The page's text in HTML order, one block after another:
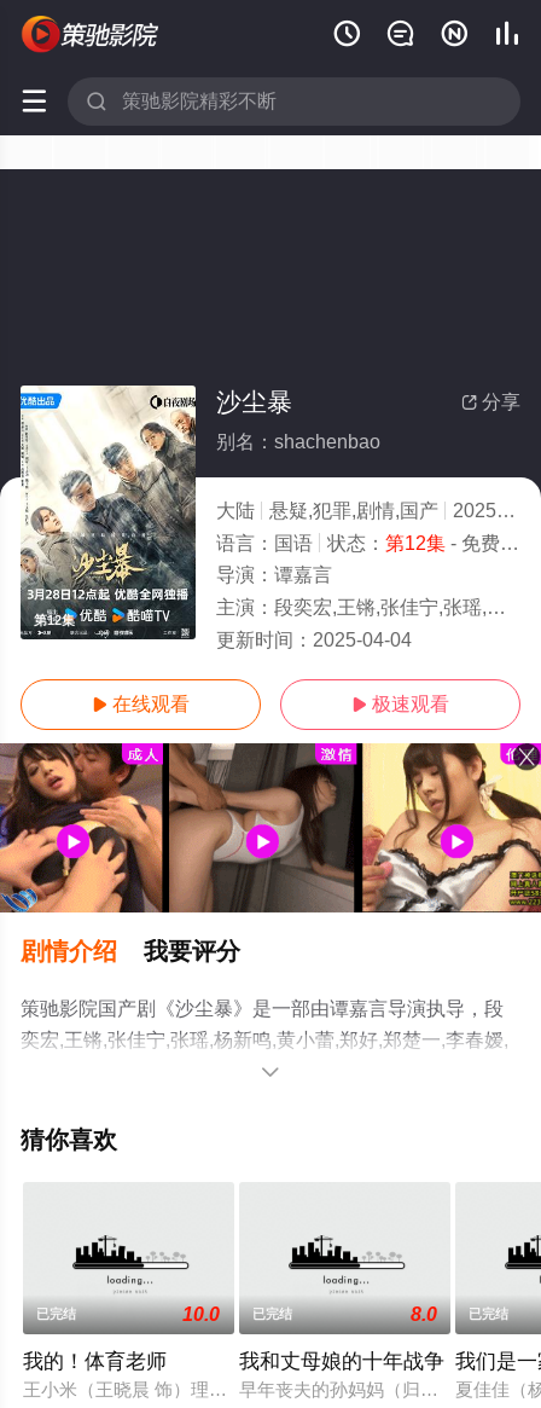
   
 
第12集
 分享
沙尘暴
别名：shachenbao
大陆 悬疑,犯罪,剧情,国产 2025
2.0
语言： 国语 状态： 第12集- 免费在线观看
导演： 谭嘉言
主演： 段奕宏,王锵,张佳宁,张瑶,杨新鸣,黄小蕾,郑好,郑楚一,李春嫒,胡晓光,鲍鲲,土豆,黄婷婷,迟蓬
更新时间： 2025-04-04
 在线观看  极速观看
剧情介绍 我要评分
策驰影院国产剧《沙尘暴》是一部由谭嘉言导演执导，段
奕宏,王锵,张佳宁,张瑶,杨新鸣,黄小蕾,郑好,郑楚一,李春嫒,
胡晓光,鲍鲲,土豆,黄婷婷,迟蓬等明星精彩演绎的大陆电视
电影网，更多相关信息可移步至豆瓣电视剧、电视猫或剧

猜你喜欢
已完结 10.0
我的！体育老师
王小米（王晓晨 饰）理想中的爱情就是被当成小女儿一般的宠
已完结 8.0
我和丈母娘的十年战争
早年丧夫的孙妈妈（归亚蕾 饰）怕
已完结
我们是
夏佳佳（